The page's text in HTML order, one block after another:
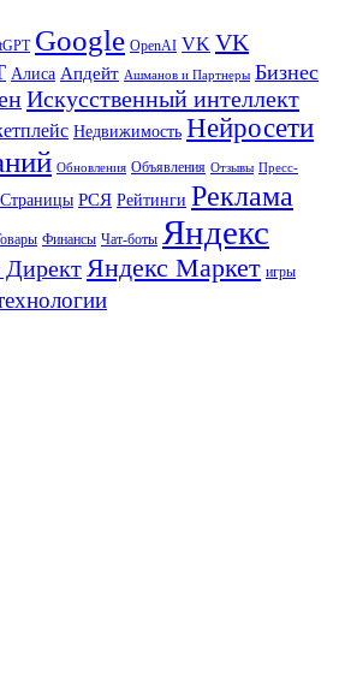
Google OpenAI VK VK
Алиса Апдейт Ашманов и Партнеры Бизнес
Искусственный интеллект
Недвижимость Нейросети
Обновления Объявления Отзывы Пресс-
РСЯ Рейтинги Реклама
Финансы Чат-боты Яндекс
Директ Яндекс Маркет игры